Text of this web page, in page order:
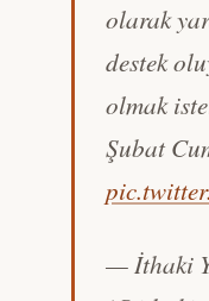
olarak
destek
olmak
Şubat
— İthaki